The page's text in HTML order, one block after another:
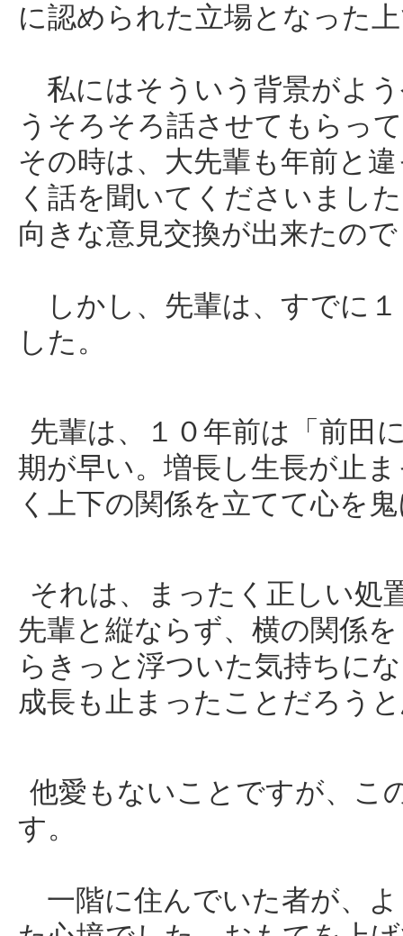
に認められた立場となった
私にはそういう背景がよ
うそろそろ話させてもらっ
その時は、大先輩も年前と
く話を聞いてくださいまし
向きな意見交換が出来たの
しかし、先輩は、すでに
した。
先輩は、１０年前は「前田
期が早い。増長し生長が止
く上下の関係を立てて心を
それは、まったく正しい処
先輩と縦ならず、横の関係
らきっと浮ついた気持ちに
成長も止まったことだろう
他愛もないことですが、こ
す。
一階に住んでいた者が、